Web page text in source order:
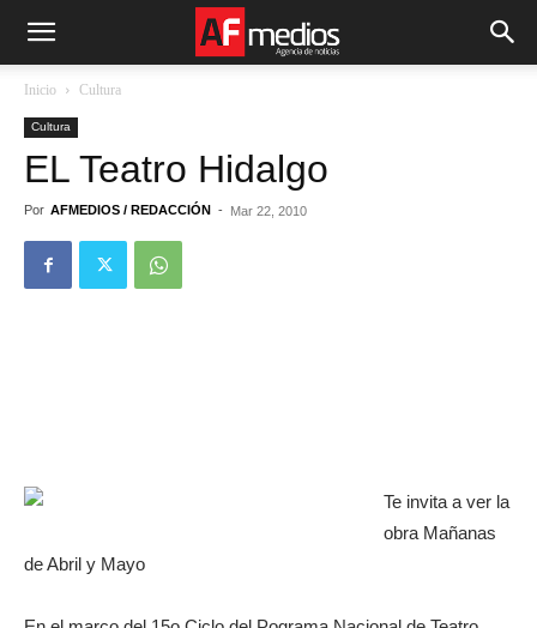
Inicio Cultura
Cultura
EL Teatro Hidalgo
Por AFMEDIOS / REDACCIÓN - Mar 22, 2010
Te invita a ver la
obra Mañanas
de Abril y Mayo